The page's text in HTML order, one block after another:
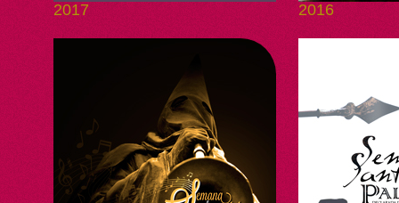
2017 2016